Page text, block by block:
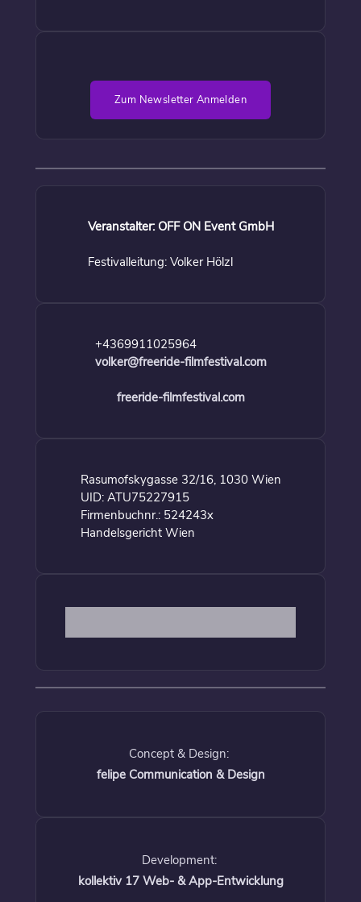
Zum Newsletter Anmelden
Veranstalter: OFF ON Event GmbH
Festivalleitung: Volker Hölzl
+4369911025964
volker@freeride-filmfestival.com
freeride-filmfestival.com
Rasumofskygasse 32/16, 1030 Wien
UID: ATU75227915
Firmenbuchnr.: 524243x
Handelsgericht Wien
Concept & Design:
felipe Communication & Design
Development:
kollektiv 17 Web- & App-Entwicklung